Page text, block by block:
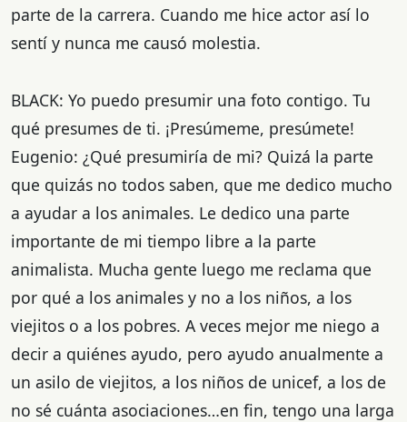
parte de la carrera. Cuando me hice actor así lo
sentí y nunca me causó molestia.
BLACK: Yo puedo presumir una foto contigo. Tu
qué presumes de ti. ¡Presúmeme, presúmete!
Eugenio: ¿Qué presumiría de mi? Quizá la parte
que quizás no todos saben, que me dedico mucho
a ayudar a los animales. Le dedico una parte
importante de mi tiempo libre a la parte
animalista. Mucha gente luego me reclama que
por qué a los animales y no a los niños, a los
viejitos o a los pobres. A veces mejor me niego a
decir a quiénes ayudo, pero ayudo anualmente a
un asilo de viejitos, a los niños de unicef, a los de
no sé cuánta asociaciones…en fin, tengo una larga